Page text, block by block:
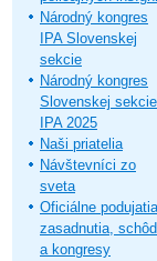
Národný kongres
IPA Slovenskej
sekcie
Národný kongres
Slovenskej sekcie
IPA 2025
Naši priatelia
Návštevníci zo
sveta
Oficiálne
zasadnutia,
a kongresy